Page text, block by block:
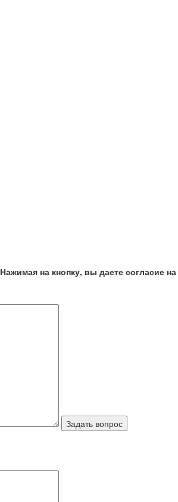
Нажимая на кнопку, вы даете согласие на
Задать вопрос